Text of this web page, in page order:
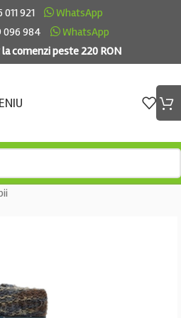
921
WhatsApp
096 984
WhatsApp
comenzi peste 220 RON